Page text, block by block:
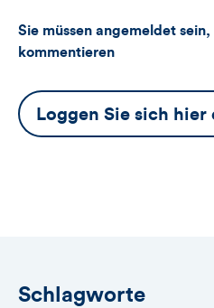
Sie müssen angemeldet
kommentieren
Dieser
Button
Loggen Sie sich hier
Schlagworte